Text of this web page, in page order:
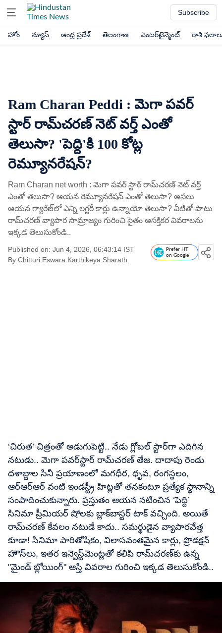
Subscribe
హోం న్యూస్ ఆంధ్ర ప్రదేశ్ తెలంగాణ ఎంటర్‌టైన్మెంట్ రాశి
Ram Charan Peddi : మెగా పవర్​
స్టార్ రామ్​చరణ్​ నెట్​ వర్త్ ఎంతో
తెలుసా? 'పెద్ది'కి 100 కోట్ల
రెమ్యూనరేషన్?
Ram Charan net worth : మెగా పవర్​ స్టార్ రామ్​చరణ్ నెట్​ వర్త్​
ఎంతో తెలుసా? ఆయన రెమ్యూనరేషన్ ఎంతో తెలుసా? అసలు
ఆయన గ్యారేజ్​లో ఎన్ని లగ్జరీ కార్లు ఉన్నాయో తెలుసా? వీటితో పాటు
రామ్​చరణ్​ వ్యాపార సామ్రాజ్యం గురించి సైతం ఆసక్తికర వివరాలను
ఇక్కడ తెలుసుకోండి..
Published on: Jun 4, 2026, 06:43:14 IST
By Chitturi Eswara Karthikeya Sharath
Prefer HT
on Google
‘చిరుత’ చిత్రంతో అడుగుపెట్టి.. నేడు గ్లోబల్ స్టార్‌గా ఎదిగిన
నటుడు.. మెగా పవర్​స్టార్ రామ్​చరణ్ తేజ. దాదాపు రెండు
దశాబ్దాల సినీ ప్రయాణంలో మగధీర, ధృవ, రంగస్థలం,
ఆర్‌ఆర్‌ఆర్ వంటి ఇండస్ట్రీ హిట్లతో తనకంటూ ప్రత్యేక స్థానాన్ని
సంపాదించుకున్నారు. ప్రస్తుతం ఆయన నటించిన ‘పెద్ది’
సినిమా ప్రీమియర్ షోలకు బ్లాక్​బాస్టర్​ టాక్​ వచ్చింది. అయితే
రామ్​చరణ్ కేవలం నటుడే కాదు.. సమర్థుడైన వ్యాపారవేత్త
కూడా! సినిమా పారితోషికం, విలాసవంతమైన కార్లు, ప్రొడక్షన్
హౌస్‌లు, ఇతర ఇన్వెస్ట్‌మెంట్లతో కలిపి రామ్​చరణ్‌కు ఉన్న
"మైండ్ బ్లోయింగ్" ఆస్తి వివరాల గురించి ఇక్కడ తెలుసుకోండి..